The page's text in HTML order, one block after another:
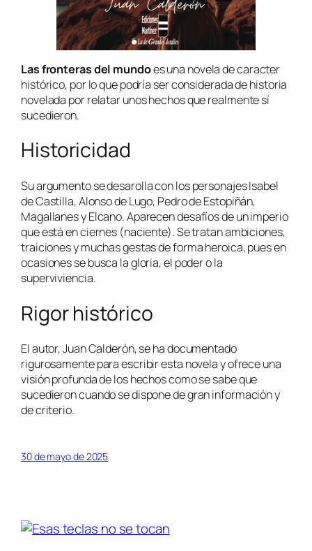
Las fronteras del mundoes una novela de caracter
histórico, por lo que podría ser considerada de historia
novelada por relatar unos hechos que realmente sí
sucedieron.
Historicidad
Su argumento se desarolla con los personajes Isabel
de Castilla, Alonso de Lugo, Pedro de Estopiñán,
Magallanes y Elcano. Aparecen desafíos de un imperio
que está en ciernes (naciente). Se tratan ambiciones,
traiciones y muchas gestas de forma heroica, pues en
ocasiones se busca la gloria, el poder o la
superviviencia.
Rigor histórico
El autor, Juan Calderón, se ha documentado
rigurosamente para escribir esta novela y ofrece una
visión profunda de los hechos como se sabe que
sucedieron cuando se dispone de gran información y
de criterio.
30 de mayo de 2025